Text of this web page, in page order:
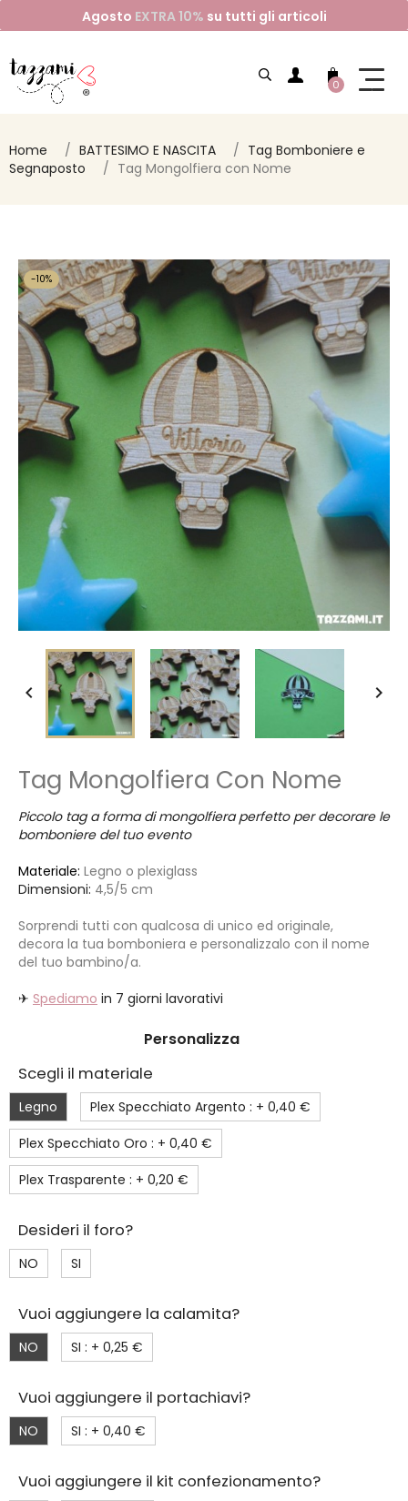
Agosto EXTRA 10% su tutti gli articoli
0
Home BATTESIMO E NASCITA
Tag Bomboniere e
Segnaposto
Tag Mongolfiera con Nome
-10%
 
Tag Mongolfiera Con Nome
Piccolo tag a forma di mongolfiera perfetto per decorare le
bomboniere del tuo evento
Materiale: Legno o plexiglass
Dimensioni: 4,5/5 cm
Sorprendi tutti con qualcosa di unico ed originale,
decora la tua bomboniera e personalizzalo con il nome
del tuo bambino/a.
✈ Spediamo in 7 giorni lavorativi
Personalizza
Scegli il materiale
Legno Plex Specchiato Argento : + 0,40 €
Plex Specchiato Oro : + 0,40 €
Plex Trasparente : + 0,20 €
Desideri il foro?
NO SI
Vuoi aggiungere la calamita?
NO SI : + 0,25 €
Vuoi aggiungere il portachiavi?
NO SI : + 0,40 €
Vuoi aggiungere il kit confezionamento?